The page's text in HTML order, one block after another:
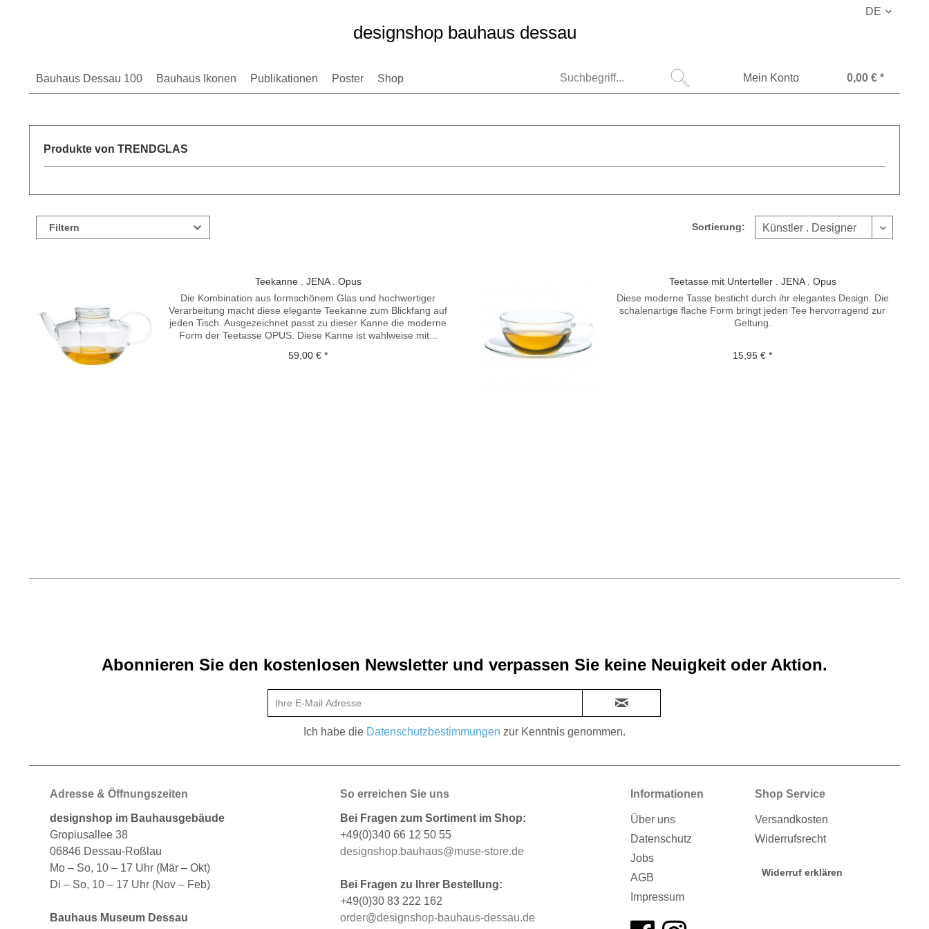
DE
designshop bauhaus dessau
Bauhaus Dessau 100 Bauhaus Ikonen Publikationen Poster Shop Mein Konto 0,00 € *
Produkte von TRENDGLAS
Filtern Sortierung:
Teekanne . JENA . Opus
Die Kombination aus formschönem Glas und hochwertiger
Verarbeitung macht diese elegante Teekanne zum Blickfang auf
jeden Tisch. Ausgezeichnet passt zu dieser Kanne die moderne
Form der Teetasse OPUS. Diese Kanne ist wahlweise mit...
59,00 € *
Teetasse mit Unterteller . JENA . Opus
Diese moderne Tasse besticht durch ihr elegantes Design. Die
schalenartige flache Form bringt jeden Tee hervorragend zur
Geltung.
15,95 € *
Abonnieren Sie den kostenlosen Newsletter und verpassen Sie keine Neuigkeit oder Aktion.
Ich habe die Datenschutzbestimmungen zur Kenntnis genommen.
Adresse & Öffnungszeiten
designshop im Bauhausgebäude
Gropiusallee 38
06846 Dessau-Roßlau
Mo – So, 10 – 17 Uhr (Mär – Okt)
Di – So, 10 – 17 Uhr (Nov – Feb)
Bauhaus Museum Dessau
So erreichen Sie uns
Bei Fragen zum Sortiment im Shop:
+49(0)340 66 12 50 55
designshop.bauhaus@muse-store.de
Bei Fragen zu Ihrer Bestellung:
+49(0)30 83 222 162
order@designshop-bauhaus-dessau.de
Informationen
Über uns
Datenschutz
Jobs
AGB
Impressum
Shop Service
Versandkosten
Widerrufsrecht
Widerruf erklären